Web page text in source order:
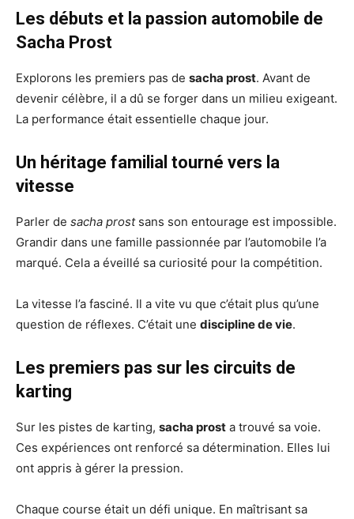
Les débuts et la passion automobile de
Sacha Prost
Explorons les premiers pas de sacha prost. Avant de
devenir célèbre, il a dû se forger dans un milieu exigeant.
La performance était essentielle chaque jour.
Un héritage familial tourné vers la
vitesse
Parler de sacha prostsans son entourage est impossible.
Grandir dans une famille passionnée par l’automobile l’a
marqué. Cela a éveillé sa curiosité pour la compétition.
La vitesse l’a fasciné. Il a vite vu que c’était plus qu’une
question de réflexes. C’était une discipline de vie.
Les premiers pas sur les circuits de
karting
Sur les pistes de karting, sacha prost a trouvé sa voie.
Ces expériences ont renforcé sa détermination. Elles lui
ont appris à gérer la pression.
Chaque course était un défi unique. En maîtrisant sa